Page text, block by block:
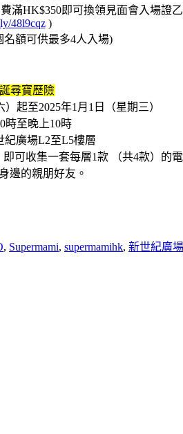
滿HK$350即可換領見面會入場證
48l9cqz)
名額可供最多4人入場)
尋寶歷險
起至2025年1月1日（星期三）
時至晚上10時
紀廣場L2至L5樓層
可收集一套每層1款 （共4款）的
邊的親朋好友。
, Supermami, supermamihk, 新世紀廣場